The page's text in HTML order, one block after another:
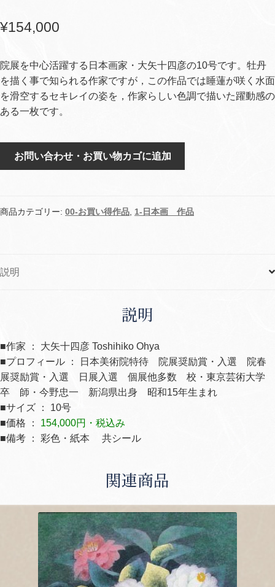
¥154,000
院展を中心活躍する日本画家・大矢十四彦の10号です。牡丹
を描く事で知られる作家ですが，この作品では睡蓮が咲く水面
を滑空するセキレイの姿を，作家らしい色調で描いた躍動感の
ある一枚です。
お問い合わせ・お買い物カゴに追加
商品カテゴリー: 00-お買い得作品 1-日本画 作品
説明
説明
■作家 ： 大矢十四彦 Toshihiko Ohya
■プロフィール ： 日本美術院特待 院展奨励賞・入選 院春
展奨励賞・入選 日展入選 個展他多数 校・東京芸術大学
卒 師・今野忠一 新潟県出身 昭和15年生まれ
■サイズ ： 10号
■価格 ： 154,000円・税込み
■備考 ： 彩色・紙本 共シール
関連商品